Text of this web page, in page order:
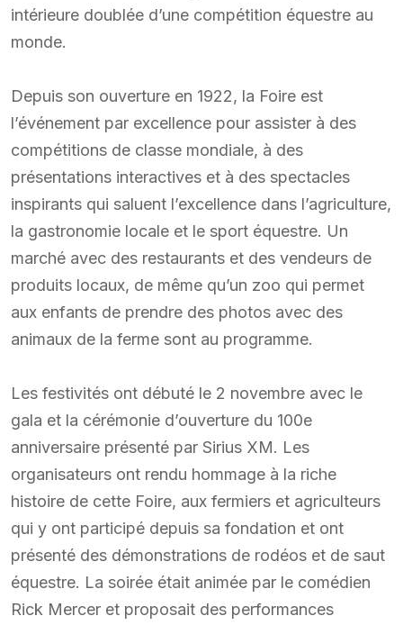
intérieure doublée d’une compétition équestre au
monde.
Depuis son ouverture en 1922, la Foire est
l’événement par excellence pour assister à des
compétitions de classe mondiale, à des
présentations interactives et à des spectacles
inspirants qui saluent l’excellence dans l’agriculture,
la gastronomie locale et le sport équestre. Un
marché avec des restaurants et des vendeurs de
produits locaux, de même qu’un zoo qui permet
aux enfants de prendre des photos avec des
animaux de la ferme sont au programme.
Les festivités ont débuté le 2 novembre avec le
gala et la cérémonie d’ouverture du 100e
anniversaire présenté par Sirius XM. Les
organisateurs ont rendu hommage à la riche
histoire de cette Foire, aux fermiers et agriculteurs
qui y ont participé depuis sa fondation et ont
présenté des démonstrations de rodéos et de saut
équestre. La soirée était animée par le comédien
Rick Mercer et proposait des performances